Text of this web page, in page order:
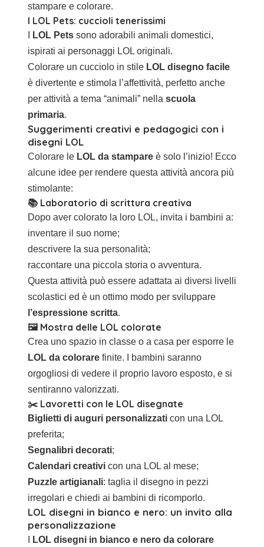
stampare e colorare.
I LOL Pets: cuccioli tenerissimi
LOL Pets sono adorabili animali domestici,
ispirati ai personaggi LOL originali.
Colorare un cucciolo in stile LOL disegno facile
è divertente e stimola l’affettività, perfetto anche
per attività a tema “animali” nella scuola
primaria.
Suggerimenti creativi e pedagogici con i
disegni LOL
Colorare le LOL da stampare è solo l’inizio! Ecco
alcune idee per rendere questa attività ancora più
stimolante:
📚 Laboratorio di scrittura creativa
Dopo aver colorato la loro LOL, invita i bambini a:
inventare il suo nome;
descrivere la sua personalità;
raccontare una piccola storia o avventura.
Questa attività può essere adattata ai diversi livelli
scolastici ed è un ottimo modo per sviluppare
l’espressione scritta.
🖼️ Mostra delle LOL colorate
Crea uno spazio in classe o a casa per esporre le
LOL da colorare finite. I bambini saranno
orgogliosi di vedere il proprio lavoro esposto, e si
sentiranno valorizzati.
✂️ Lavoretti con le LOL disegnate
Biglietti di auguri personalizzati con una LOL
preferita;
Segnalibri decorati;
Calendari creativi con una LOL al mese;
Puzzle artigianali: taglia il disegno in pezzi
irregolari e chiedi ai bambini di ricomporlo.
LOL disegni in bianco e nero: un invito alla
personalizzazione
LOL disegni in bianco e nero da colorare